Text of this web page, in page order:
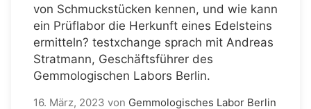
von Schmuckstücken kennen, und wie kann
ein Prüflabor die Herkunft eines Edelsteins
ermitteln? testxchange sprach mit Andreas
Stratmann, Geschäftsführer des
Gemmologischen Labors Berlin.
16. März, 2023 von Gemmologisches Labor Berlin